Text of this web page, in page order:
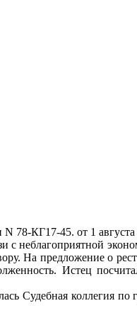
78-КГ17-45. от 1 августа
с неблагоприятной
На предложение о
Истец
Судебная коллегия